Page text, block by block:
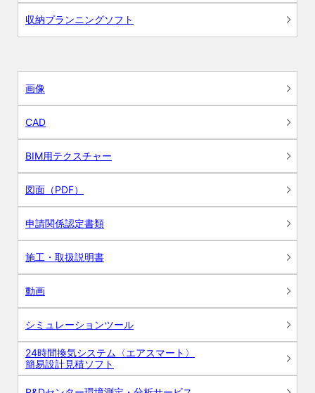
収納プランニングソフト
画像
CAD
BIM用テクスチャー
図面（PDF）
申請関係認定書類
施工・取扱説明書
動画
シミュレーションツール
24時間換気システム〈エアスマート〉
簡易設計見積ソフト